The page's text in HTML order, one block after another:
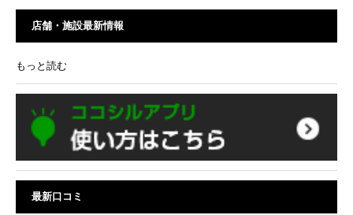
店舗・施設最新情報
もっと読む
最新口コミ